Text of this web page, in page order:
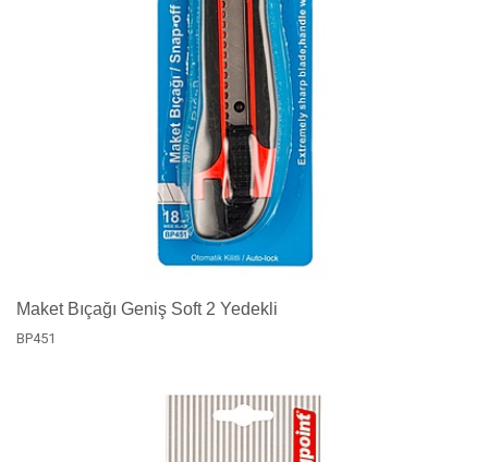
Maket Bıçağı Geniş Soft 2 Yedekli
BP451